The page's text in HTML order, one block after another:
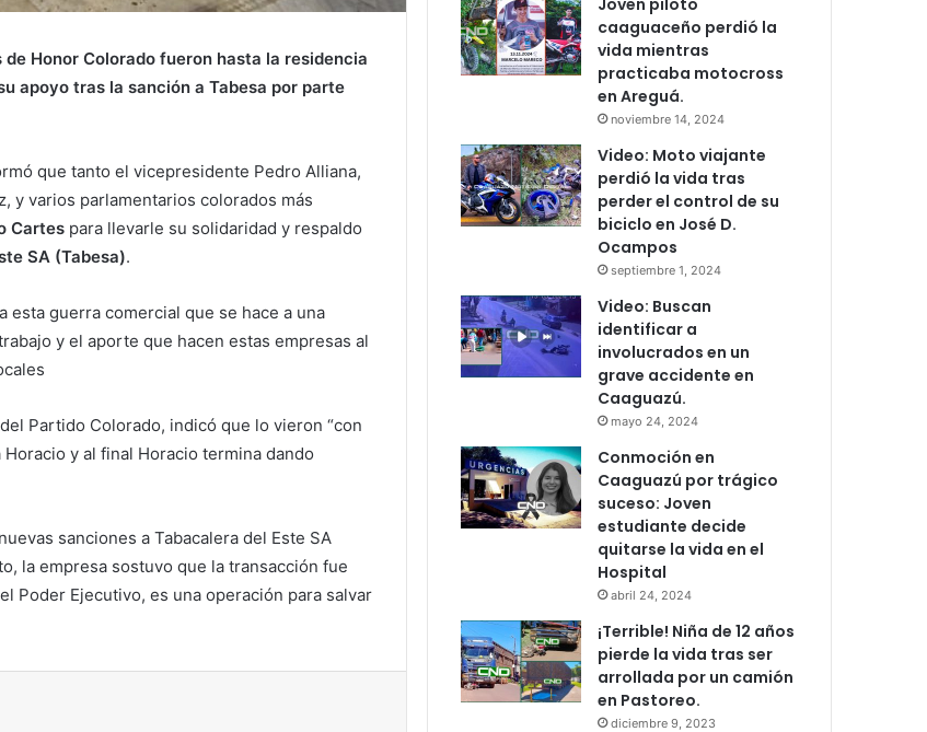
de Honor Colorado fueron hasta la residencia
apoyo tras la sanción a Tabesa por parte
que tanto el vicepresidente Pedro Alliana,
y varios parlamentarios colorados más
Cartes para llevarle su solidaridad y respaldo
SA (Tabesa).
esta guerra comercial que se hace a una
y el aporte que hacen estas empresas al
Partido Colorado, indicó que lo vieron “con
y al final Horacio termina dando
sanciones a Tabacalera del Este SA
la empresa sostuvo que la transacción fue
Poder Ejecutivo, es una operación para salvar
Joven piloto
caaguaceño perdió la
vida mientras
practicaba motocross
en Areguá.
noviembre 14, 2024
Video: Moto viajante
perdió la vida tras
perder el control de su
biciclo en José D.
Ocampos
septiembre 1, 2024
Video: Buscan
identificar a
involucrados en un
grave accidente en
Caaguazú.
mayo 24, 2024
Conmoción en
Caaguazú por trágico
suceso: Joven
estudiante decide
quitarse la vida en el
Hospital
abril 24, 2024
¡Terrible! Niña de 12 años
pierde la vida tras ser
arrollada por un camión
en Pastoreo.
diciembre 9, 2023